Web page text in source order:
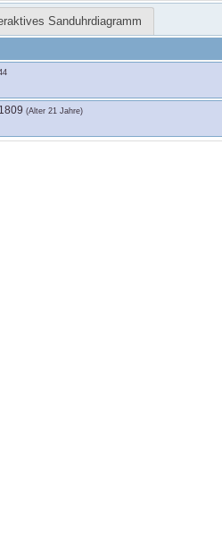
Sanduhrdiagramm
(Alter 21 Jahre)